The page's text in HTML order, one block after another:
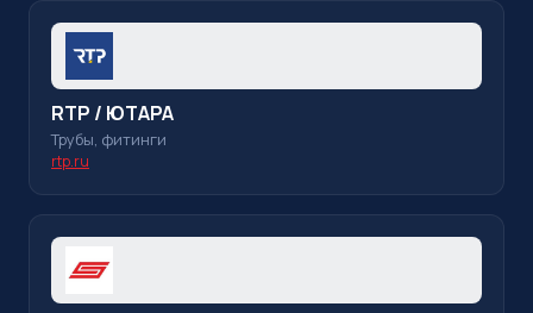
RTP / ЮТАРА
Трубы, фитинги
rtp.ru